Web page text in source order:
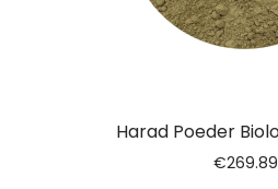
Harad Poeder
€269.89